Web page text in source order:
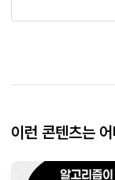
이런 콘텐츠는